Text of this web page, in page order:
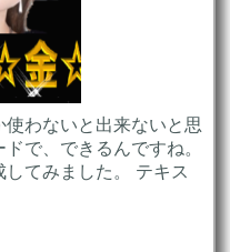
わないと出来ないと思
で、できるんですね。
てみました。 テキス